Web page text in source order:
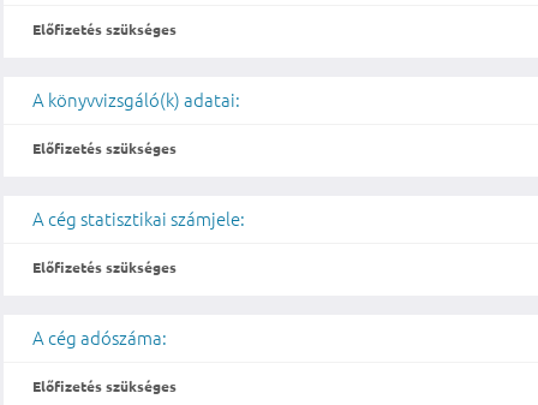
Előfizetés szükséges
A könyvvizsgáló(k) adatai:
Előfizetés szükséges
A cég statisztikai számjele:
Előfizetés szükséges
A cég adószáma:
Előfizetés szükséges